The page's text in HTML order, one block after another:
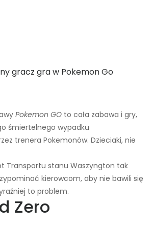
Pokemon GO to cała zabawa i gry,
śmiertelnego wypadku
trenera Pokemonów. Dzieciaki, nie
Transportu stanu Waszyngton tak
kierowcom, aby nie bawili się
to problem.
Zero